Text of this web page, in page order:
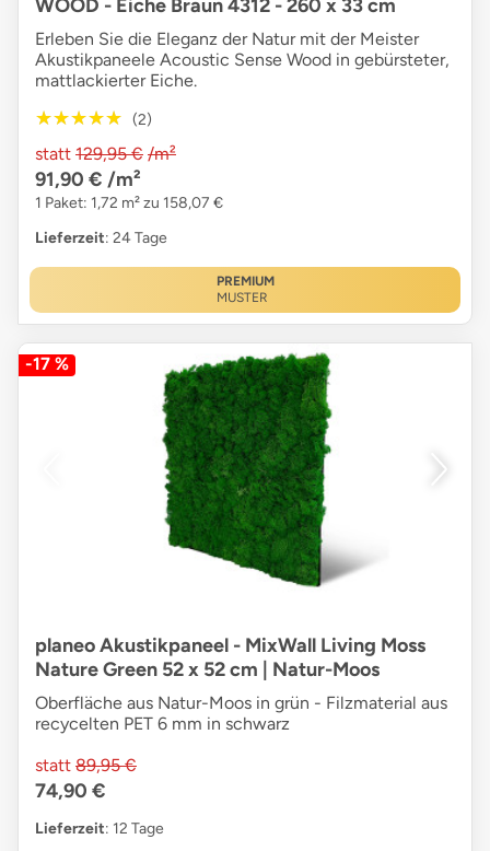
WOOD - Eiche Braun 4312 - 260 x 33 cm
Erleben Sie die Eleganz der Natur mit der Meister
Akustikpaneele Acoustic Sense Wood in gebürsteter,
mattlackierter Eiche.
★★★★★
★★★★★ (2)
statt 129,95 € /m²
91,90 € /m²
1 Paket: 1,72 m² zu 158,07 €
Lieferzeit: 24 Tage
PREMIUM
MUSTER
-17 %
planeo Akustikpaneel - MixWall Living Moss
Nature Green 52 x 52 cm | Natur-Moos
Oberfläche aus Natur-Moos in grün - Filzmaterial aus
recycelten PET 6 mm in schwarz
statt 89,95 €
74,90 €
Lieferzeit: 12 Tage